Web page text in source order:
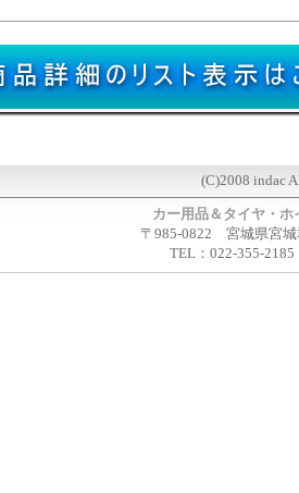
(C)2008 indac
カー用品＆タイヤ・
〒985-0822 宮城県宮城
TEL：022-355-